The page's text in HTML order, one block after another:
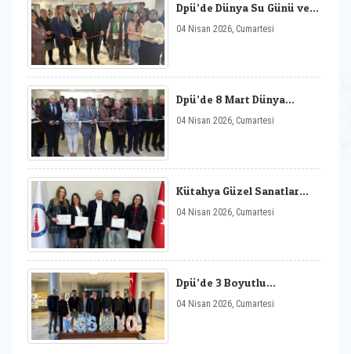
Dpü’de Dünya Su Günü ve
04 Nisan 2026, Cumartesi
Dpü’de 8 Mart Dünya
Sergileri
04 Nisan 2026, Cumartesi
Kütahya Güzel Sanatlar
04 Nisan 2026, Cumartesi
Dpü’de 3 Boyutlu
Yaklaşımlar Sergisi
04 Nisan 2026, Cumartesi